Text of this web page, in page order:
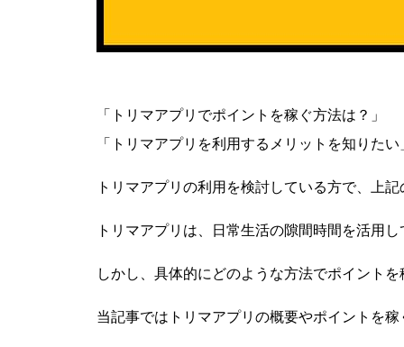
「 トリマアプリでポイントを稼ぐ方法は？ 」
「
トリマアプリを利用するメリットを知りたい
トリマアプリ の利用を検討している方で、上
トリマアプリ は、日常生活の隙間時間を活用
しかし、具体的にどのような方法でポイント
当記事では トリマアプリ の概要やポイントを